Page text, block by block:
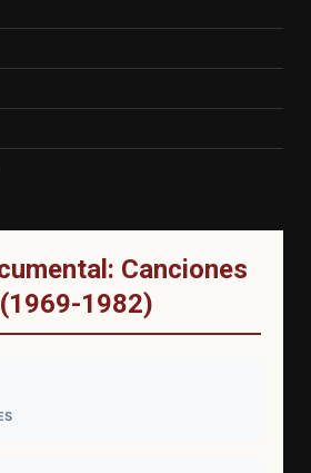
Canciones
1982)